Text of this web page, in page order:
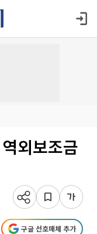
외보조금
구글 선호매체 추가